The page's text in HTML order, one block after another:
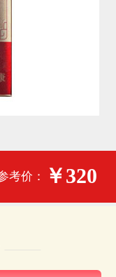
考价： ￥320